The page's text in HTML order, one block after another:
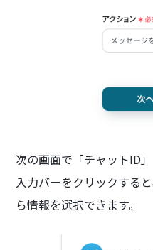
次の画面で「チャットID
入力バーをクリックする
ら情報を選択できます。